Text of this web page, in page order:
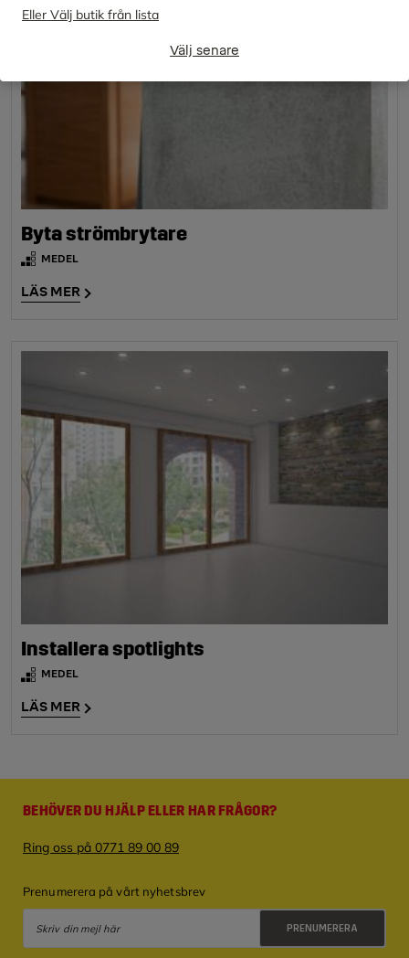
Eller Välj butik från lista
Välj senare
Byta strömbrytare
MEDEL
LÄS MER
Installera spotlights
MEDEL
LÄS MER
BEHÖVER DU HJÄLP ELLER HAR FRÅGOR?
Ring oss på 0771 89 00 89
Prenumerera på vårt nyhetsbrev
PRENUMERERA